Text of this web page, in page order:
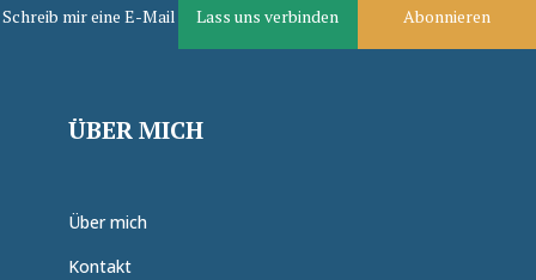
Schreib mir eine E-Mail Lass uns verbinden Abonnieren
ÜBER MICH
Über mich
Kontakt